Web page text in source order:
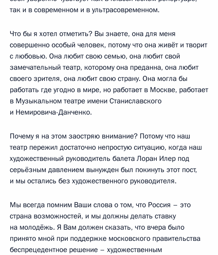
так и в современном и в ультрасовременном.
Что бы я хотел отметить? Вы знаете, она для меня
совершенно особый человек, потому что она живёт и творит
с любовью. Она любит свою семью, она любит свой
замечательный театр, которому она преданна, она любит
своего зрителя, она любит свою страну. Она могла бы
работать где угодно в мире, но работает в Москве, работает
в Музыкальном театре имени Станиславского
и Немировича-Данченко.
Почему я на этом заостряю внимание? Потому что наш
театр пережил достаточно непростую ситуацию, когда наш
художественный руководитель балета Лоран Илер под
серьёзным давлением вынужден был покинуть этот пост,
и мы остались без художественного руководителя.
Мы всегда помним Ваши слова о том, что Россия – это
страна возможностей, и мы должны делать ставку
на молодёжь. Я Вам должен сказать, что вчера было
принято мной при поддержке московского правительства
беспрецедентное решение – художественным